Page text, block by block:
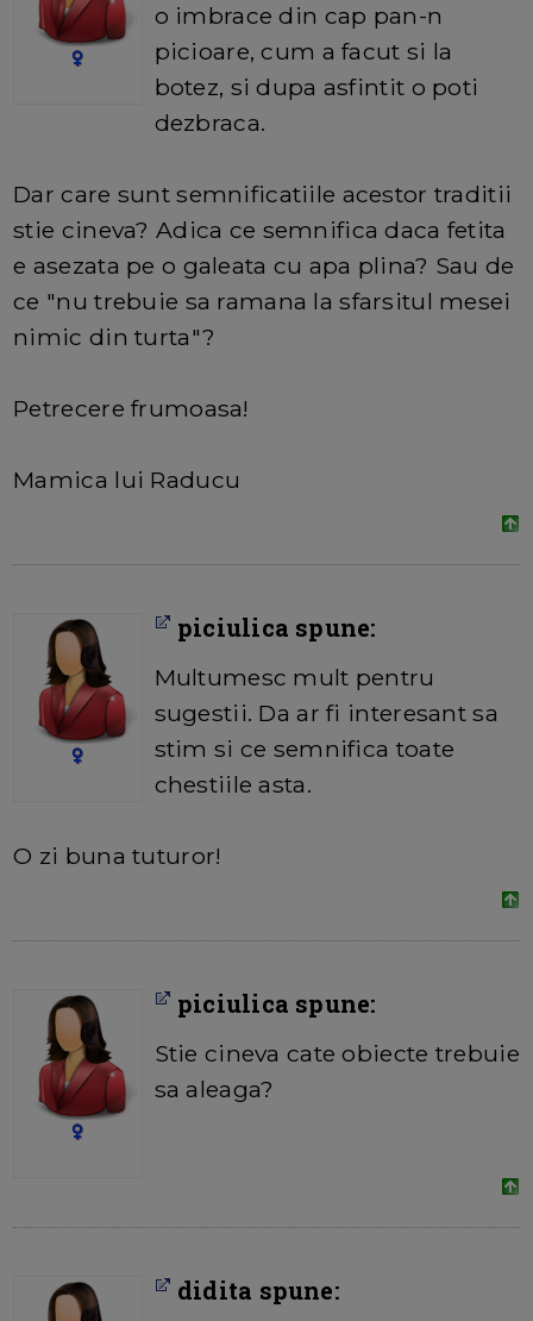
o imbrace din cap pan-n
picioare, cum a facut si la
botez, si dupa asfintit o poti
dezbraca.
Dar care sunt semnificatiile acestor traditii
stie cineva? Adica ce semnifica daca fetita
e asezata pe o galeata cu apa plina? Sau de
ce "nu trebuie sa ramana la sfarsitul mesei
nimic din turta"?
Petrecere frumoasa!
Mamica lui Raducu
piciulica spune:
Multumesc mult pentru
sugestii. Da ar fi interesant sa
stim si ce semnifica toate
chestiile asta.
O zi buna tuturor!
piciulica spune:
Stie cineva cate obiecte trebuie
sa aleaga?
didita spune: